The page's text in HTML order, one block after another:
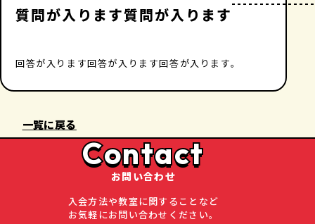
質問が入ります質問が入ります
回答が入ります回答が入ります回答が入ります。
一覧に戻る
Contact
お問い合わせ
入会方法や教室に関することなど
お気軽にお問い合わせください。